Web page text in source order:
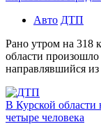
Авто ДТП
Рано утром на 318
области
направлявшийся
В Курской
четыре человека